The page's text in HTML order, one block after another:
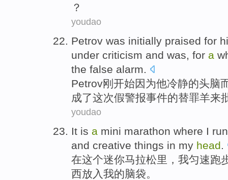
？
youdao
Petrov was initially praised for
under criticism and was, for a
the false alarm.
Petrov刚开始因为他冷静的头脑
成了这次假警报事件的替罪羊来
youdao
It is a mini marathon where I run
and creative things in my head
在这个迷你马拉松里， 我匀速跑
西放入 我的脑袋。